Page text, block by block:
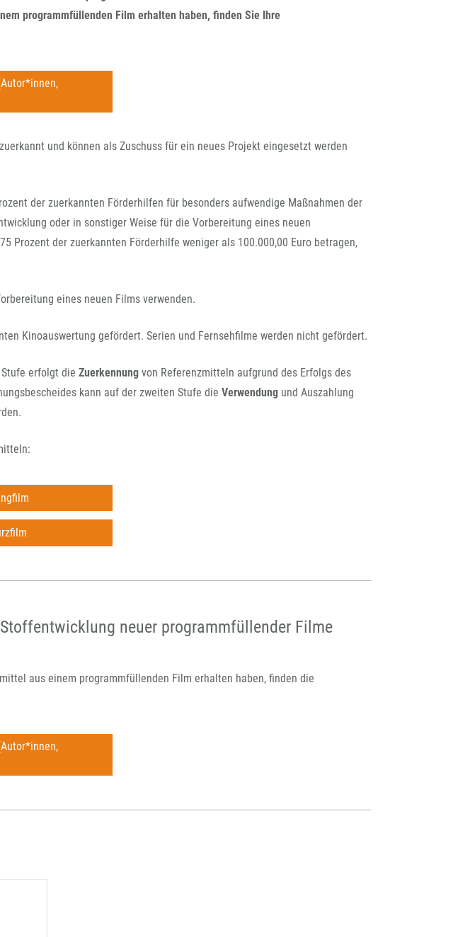
programmfüllenden Film erhalten haben, finden Sie Ihre
und können als Zuschuss für ein neues Projekt eingesetzt werden
der zuerkannten Förderhilfen für besonders aufwendige Maßnahmen der
oder in sonstiger Weise für die Vorbereitung eines neuen
Prozent der zuerkannten Förderhilfe weniger als 100.000,00 Euro betragen,
eines neuen Films verwenden.
Kinoauswertung gefördert. Serien und Fernsehfilme werden nicht gefördert.
erfolgt die Zuerkennungvon Referenzmitteln aufgrund des Erfolgs des
kann auf der zweiten Stufe die Verwendungund Auszahlung
neuer programmfüllender Filme
aus einem programmfüllenden Film erhalten haben, finden die